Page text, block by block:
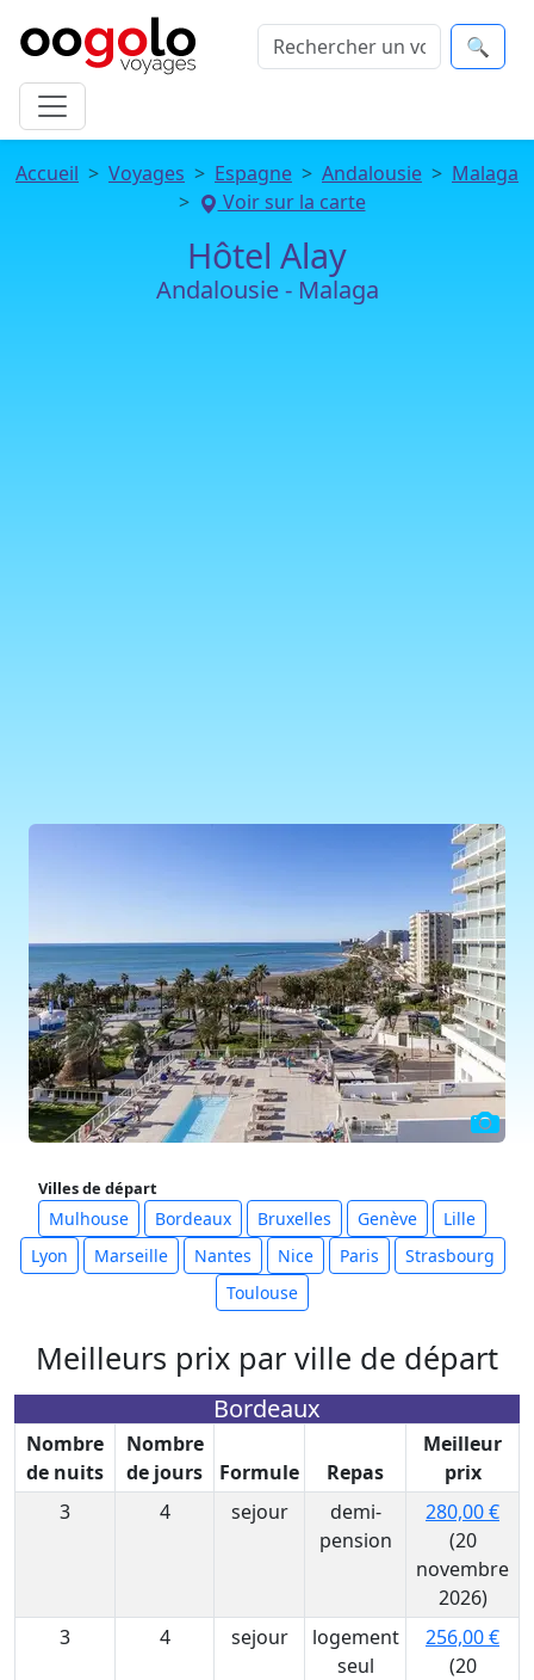
🔍
Accueil Voyages Espagne Andalousie
Malaga
Voir sur la carte
Hôtel Alay
Andalousie - Malaga
Villes de départ
Mulhouse Bordeaux Bruxelles Genève
Lille
Lyon
Marseille Nantes Nice Paris
Strasbourg
Toulouse
Meilleurs prix par ville de départ
Bordeaux
Nombre
de nuits
Nombre
de jours
Formule Repas
Meilleur
prix
3
4 sejour
demi-
pension
280,00 €
(20
novembre
2026)
3
4 sejour
logement
seul
256,00 €
(20